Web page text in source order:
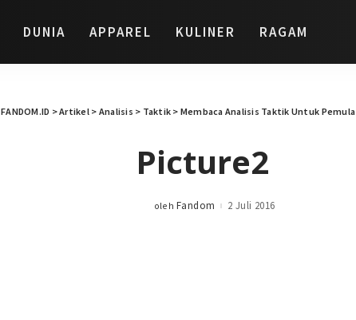
DUNIA APPAREL KULINER RAGAM
FANDOM.ID >Artikel> Analisis > Taktik > Membaca Analisis Taktik Untuk Pemula
Picture2
Posted
oleh Fandom 2 Juli 2016